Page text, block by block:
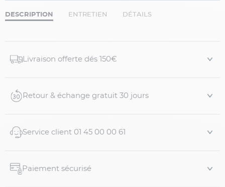
DESCRIPTION ENTRETIEN DÉTAILS
Livraison offerte dés 150€
Retour & échange gratuit 30 jours
Service client 01 45 00 00 61
Paiement sécurisé